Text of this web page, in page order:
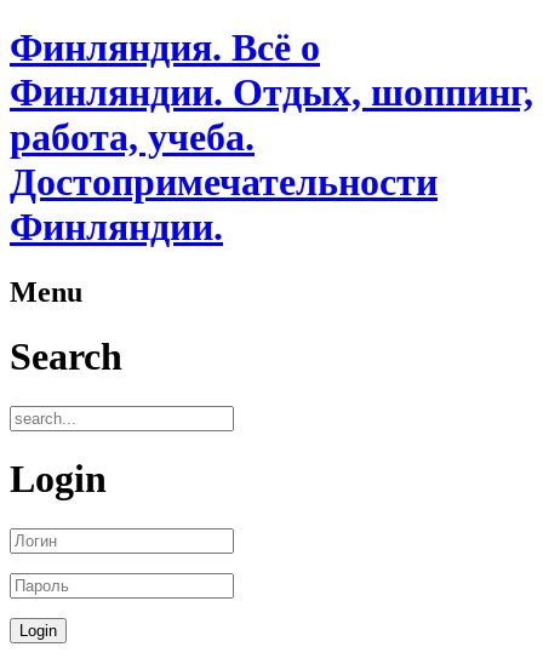
Финляндия. Всё о
Финляндии. Отдых, шоппинг,
работа, учеба.
Достопримечательности
Финляндии.
Menu
Search
Login